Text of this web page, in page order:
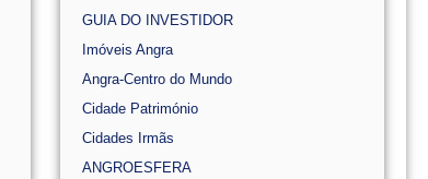
GUIA DO INVESTIDOR
Imóveis Angra
Angra-Centro do Mundo
Cidade Património
Cidades Irmãs
ANGROESFERA